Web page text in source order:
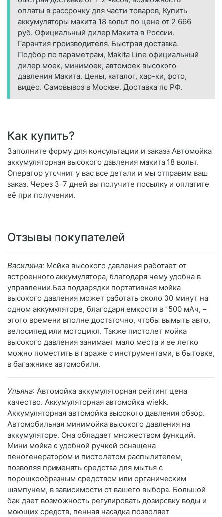
оплаты в рассрочку для части товаров, Купить
аккумуляторы макита 18 вольт по цене от 2 666
руб. Официальный дилер Макита в России.
Гарантия производителя. Быстрая доставка.
Подбор по параметрам, Makita Line официальный
дилер моек, минимоек, автомоек высокого
давления Макита. Цены, каталог, хар-ки, фото,
видео. Самовывоз в Москве. Доставка по РФ.
Как купить?
Заполните форму для консультации и заказа Автомойка
аккумуляторная высокого давления макита 18 вольт.
Оператор уточнит у вас все детали и мы отправим ваш
заказ. Через 3-7 дней вы получите посылку и оплатите
её при получении.
Отзывы покупателей
Василина: Мойка высокого давления работает от
встроенного аккумулятора, благодаря чему удобна в
управлении.Без подзарядки портативная мойка
высокого давления может работать около 30 минут на
одном аккумуляторе, благодаря емкости в 1500 мАч, –
этого времени вполне достаточно, чтобы вымыть авто,
велосипед или мотоцикл. Также пистолет мойка
высокого давления занимает мало места и ее легко
можно поместить в гараже с инструментами, в бытовке,
в багажнике автомобиля.
Ульяна: Автомойка аккумуляторная рейтинг цена
качество. Аккумуляторная автомойка wiekk.
Аккумуляторная автомойка высокого давления обзор.
Автомобильная минимойка высокого давления на
аккумуляторе. Она обладает множеством функций.
Мини мойка с удобной ручкой оснащена
пеногенератором и пистолетом распылителем,
позволяя применять средства для мытья с
порошкообразным средством или органическим
шампунем, в зависимости от вашего выбора. Большой
бак дает возможность регулировать дозировку воды и
моющих средств, пенная насадка позволяет